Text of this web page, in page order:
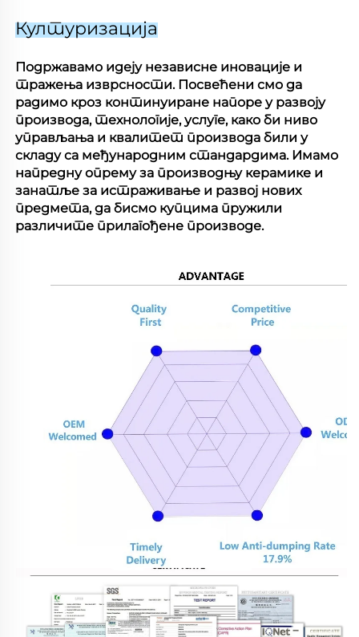
Културизација
Подржавамо идеју независне иновације и
тражења изврсности. Посвећени смо да
радимо кроз континуиране напоре у развоју
производа, технологије, услуге, како би ниво
управљања и квалитет производа били у
складу са међународним стандардима. Имамо
напредну опрему за производњу керамике и
занатље за истраживање и развој нових
предмета, да бисмо купцима пружили
различите прилагођене производе.